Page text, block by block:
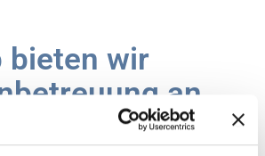
bieten wir
an
den damit einhergehenden
entstehen –